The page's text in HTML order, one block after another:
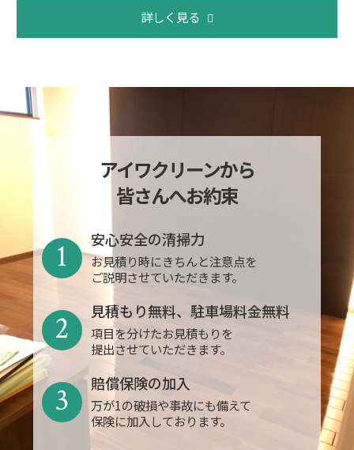
詳しく見る
アイワクリーンから
皆さんへお約束
安心安全の清掃力
お見積り時にきちんと注意点を
ご説明させていただきます。
1
見積もり無料、駐車場料金無料
項目を分けたお見積もりを
提出させていただきます。
2
賠償保険の加入
万が1の破損や事故にも備えて
保険に加入しております。
3